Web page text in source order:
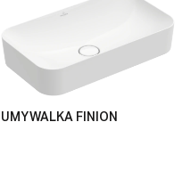
UMYWALKA FINION